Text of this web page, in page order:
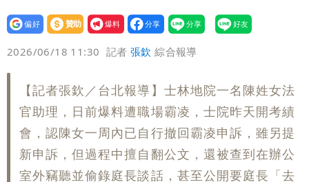
設為
贊助
我要
爆料
2026/06/18 11:30 記者張欽 綜合報導
【記者張欽／台北報導】士林地院一名陳姓女法
官助理，日前爆料遭職場霸凌，士院昨天開考績
會，認陳女一周內已自行撤回霸凌申訴，雖另提
新申訴，但過程中擅自翻公文，還被查到在辦公
室外竊聽並偷錄庭長談話，甚至公開要庭長「去